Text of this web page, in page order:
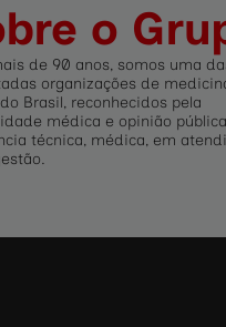
o
de 90 anos, somos uma
organizações de
Brasil, reconhecidos pela
médica e opinião
técnica, médica, em